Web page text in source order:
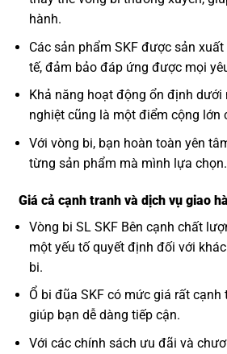
hành.
Các sản phẩm SKF được sản
tế, đảm bảo đáp ứng được mọi
Khả năng hoạt động ổn định dưới
nghiệt cũng là một điểm cộng lớn
Với vòng bi, bạn hoàn toàn yên
từng sản phẩm mà mình lựa chọn.
Giá cả cạnh tranh và dịch vụ giao
Vòng bi SL SKF Bên cạnh chất
một yếu tố quyết định đối với
bi.
Ổ bi đũa SKF có mức giá rất
giúp bạn dễ dàng tiếp cận.
Với các chính sách ưu đãi và